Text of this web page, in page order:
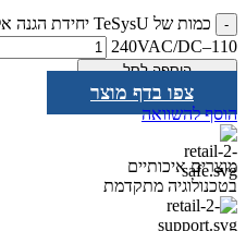
110–240VAC/DC
הוספה לסל
צפו בדף מוצר
הוסף להשוואה
מוצרים איכותיים
בטכנולוגיה מתקדמת